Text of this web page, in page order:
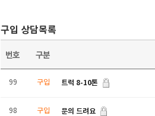
구입 상담목록
번호 구분
99 구입 트럭 8-10톤
98 구입 문의 드려요